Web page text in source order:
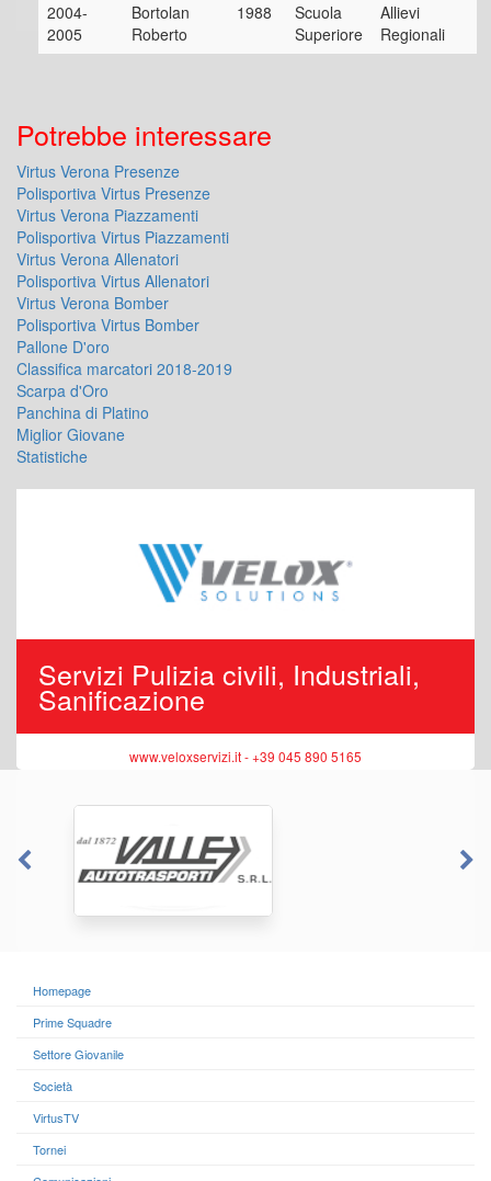
2004-
2005
Bortolan
Roberto
1988
Scuola
Superiore
Allievi
Regionali
Potrebbe interessare
Virtus Verona Presenze
Polisportiva Virtus Presenze
Virtus Verona Piazzamenti
Polisportiva Virtus Piazzamenti
Virtus Verona Allenatori
Polisportiva Virtus Allenatori
Virtus Verona Bomber
Polisportiva Virtus Bomber
Pallone D'oro
Classifica marcatori 2018-2019
Scarpa d'Oro
Panchina di Platino
Miglior Giovane
Statistiche
Servizi Pulizia civili, Industriali,
Sanificazione
www.veloxservizi.it - +39 045 890 5165
Homepage
Prime Squadre
Settore Giovanile
Società
VirtusTV
Tornei